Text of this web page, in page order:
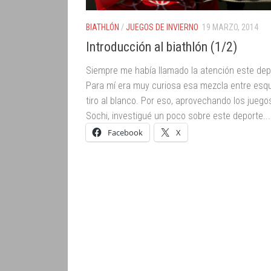
BIATHLÓN /JUEGOS DE INVIERNO 19 MARZO, 2014
Introducción al biathlón (1/2)
Siempre me había llamado la atención este
Para mí era muy curiosa esa mezcla entre
tiro al blanco. Por eso, aprovechando los
Sochi, investigué un poco sobre este deporte...
Facebook X